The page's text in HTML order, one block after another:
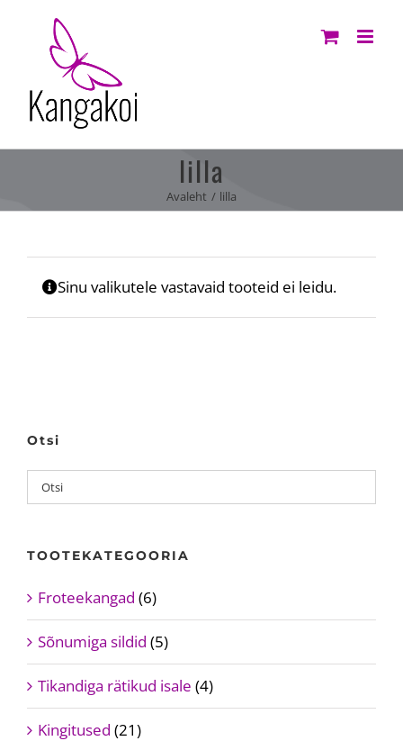
content
lilla
Avaleht lilla
Sinu valikutele vastavaid tooteid ei leidu.
Otsi
TOOTEKATEGOORIA
Froteekangad (6)
Sõnumiga sildid (5)
Tikandiga rätikud isale (4)
Kingitused (21)